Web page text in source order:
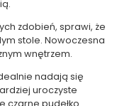
zdobień, sprawi, że
stole. Nowoczesna
wnętrzem.
nadają się
uroczyste
czarne pudełko